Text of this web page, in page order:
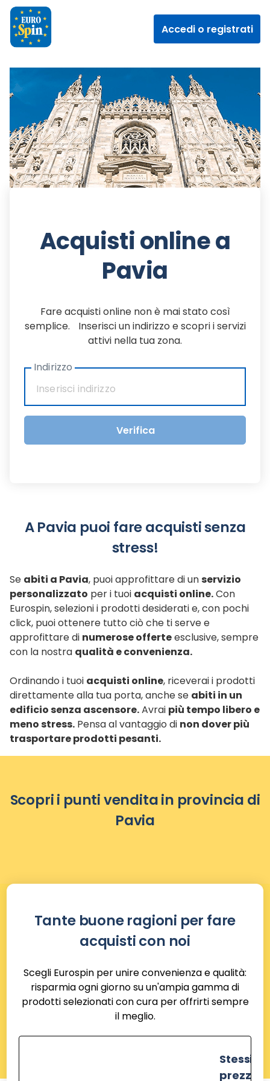
Accedi o registrati
Acquisti online a
Pavia
Fare acquisti online non è mai stato così
semplice. Inserisci un indirizzo e scopri i servizi
attivi nella tua zona.
Indirizzo
Verifica
A Pavia puoi fare acquisti senza
stress!
Se abiti a Pavia, puoi approfittare di un servizio
personalizzato per i tuoi acquisti online.Con
Eurospin, selezioni i prodotti desiderati e, con pochi
click, puoi ottenere tutto ciò che ti serve e
approfittare di numerose offerteesclusive, sempre
con la nostra qualità e convenienza.
Ordinando i tuoi acquisti online, riceverai i prodotti
direttamente alla tua porta, anche se abiti in un
edificio senza ascensore.Avrai più tempo libero e
meno stress. Pensa al vantaggio di non dover più
trasportare prodotti pesanti.
Scopri i punti vendita in provincia di
Pavia
Tante buone ragioni per fare
acquisti con noi
Scegli Eurospin per unire convenienza e qualità:
risparmia ogni giorno su un'ampia gamma di
prodotti selezionati con cura per offrirti sempre
il meglio.
Stessi
prezzi